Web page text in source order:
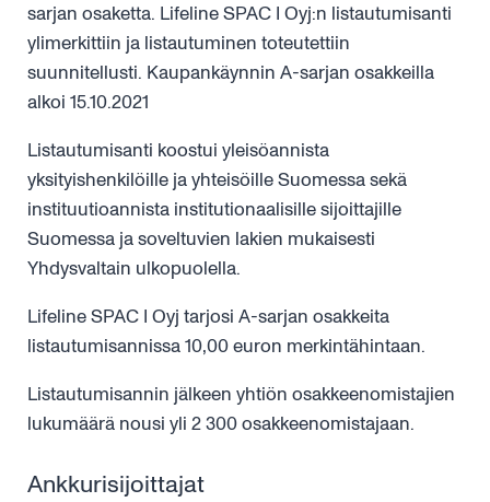
sarjan osaketta. Lifeline SPAC I Oyj:n listautumisanti
ylimerkittiin ja listautuminen toteutettiin
suunnitellusti. Kaupankäynnin A-sarjan osakkeilla
alkoi 15.10.2021
Listautumisanti koostui yleisöannista
yksityishenkilöille ja yhteisöille Suomessa sekä
instituutioannista institutionaalisille sijoittajille
Suomessa ja soveltuvien lakien mukaisesti
Yhdysvaltain ulkopuolella.
Lifeline SPAC I Oyj tarjosi A-sarjan osakkeita
listautumisannissa 10,00 euron merkintähintaan.
Listautumisannin jälkeen yhtiön osakkeenomistajien
lukumäärä nousi yli 2 300 osakkeenomistajaan.
Ankkurisijoittajat